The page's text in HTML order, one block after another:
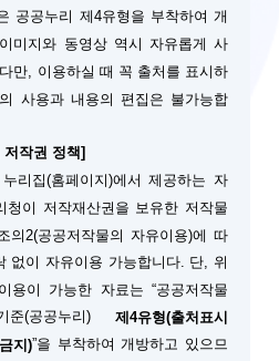
공공누리 제4유형을 부착하여 개
미지와 동영상 역시 자유롭게 사
만, 이용하실 때 꼭 출처를 표시하
사용과 내용의 편집은 불가능합
작권 정책]
리집(홈페이지)에서 제공하는 자
청이 저작재산권을 보유한 저작물
의2(공공저작물의 자유이용)에 따
없이 자유이용 가능합니다. 단, 위
용이 가능한 자료는 “공공저작물
준(공공누리) 제4유형(출처표시
지)”을 부착하여 개방하고 있으므